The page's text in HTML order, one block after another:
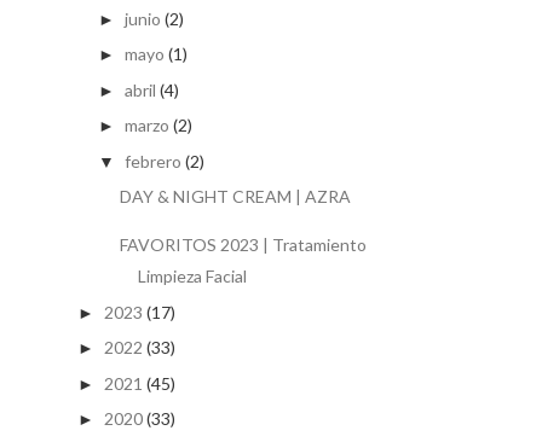
► junio (2)
► mayo (1)
► abril (4)
► marzo (2)
▼ febrero (2)
DAY & NIGHT CREAM | AZRA
FAVORITOS 2023 | Tratamiento
Limpieza Facial
► 2023 (17)
► 2022 (33)
► 2021 (45)
► 2020(33)